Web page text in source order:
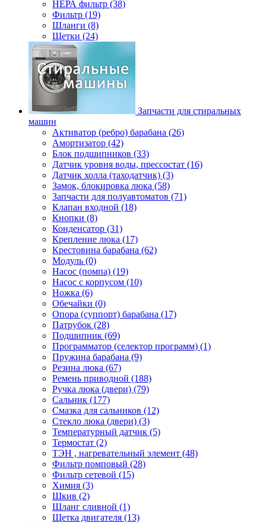
НЕРА фильтр (38)
Фильтр (19)
Шланги (8)
Щетки (24)
Запчасти для стиральных
машин
Активатор (ребро) барабана (26)
Амортизатор (42)
Блок подшипников (33)
Датчик уровня воды, прессостат (16)
Датчик холла (таходатчик) (3)
Замок, блокировка люка (58)
Запчасти для полуавтоматов (71)
Клапан входной (18)
Кнопки (8)
Конденсатор (31)
Крепление люка (17)
Крестовина барабана (62)
Модуль (0)
Насос (помпа) (19)
Насос c корпусом (10)
Ножка (6)
Обечайки (0)
Опора (суппорт) барабана (17)
Патрубок (28)
Подшипник (69)
Программатор (селектор программ) (1)
Пружина барабана (9)
Резина люка (67)
Ремень приводной (188)
Ручка люка (двери) (79)
Сальник (177)
Смазка для сальников (12)
Стекло люка (двери) (3)
Температурный датчик (5)
Термостат (2)
ТЭН , нагревательный элемент (48)
Фильтр помповый (28)
Фильтр сетевой (15)
Химия (3)
Шкив (2)
Шланг сливной (1)
Щетка двигателя (13)